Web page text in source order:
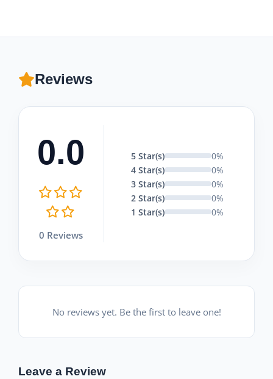
Reviews
0.0
0 Reviews
5 Star(s)
0%
4 Star(s)
0%
3 Star(s)
0%
2 Star(s)
0%
1 Star(s)
0%
No reviews yet. Be the first to leave one!
Leave a Review